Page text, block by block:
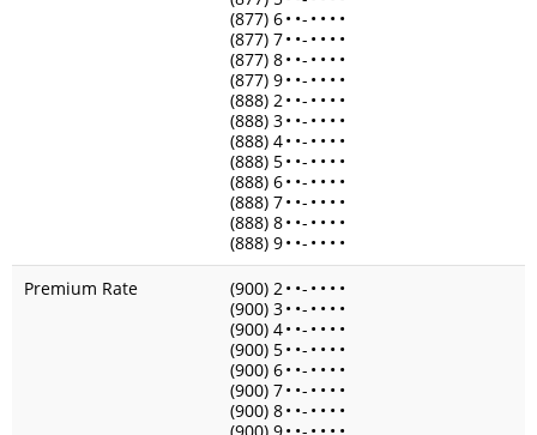
(877) 6• •- • • • •
(877) 7• •- • • • •
(877) 8• •- • • • •
(877) 9• •- • • • •
(888) 2• •- • • • •
(888) 3• •- • • • •
(888) 4• •- • • • •
(888) 5• •- • • • •
(888) 6• •- • • • •
(888) 7• •- • • • •
(888) 8• •- • • • •
(888) 9• •- • • • •
Premium Rate
(900) 2• •- • • • •
(900) 3• •- • • • •
(900) 4• •- • • • •
(900) 5• •- • • • •
(900) 6• •- • • • •
(900) 7• •- • • • •
(900) 8• •- • • • •